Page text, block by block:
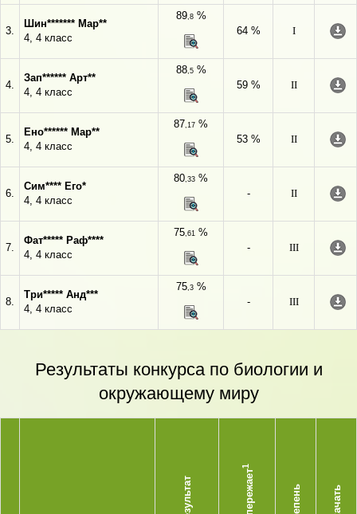
3.
Шин******* Мар**
4, 4 класс
89,8%
64 %
I
4.
Зап****** Арт**
4, 4 класс
88,5%
59 %
II
5.
Ено****** Мар**
4, 4 класс
87,17 %
53 %
II
6.
Сим**** Его*
4, 4 класс
80,33 %
-
II
7.
Фат***** Раф****
4, 4 класс
75,61 %
-
III
8.
Три***** Анд***
4, 4 класс
75,3%
-
III
Результаты конкурса по биологии и
окружающему миру
Результат Опережает
1
Степень Скачать